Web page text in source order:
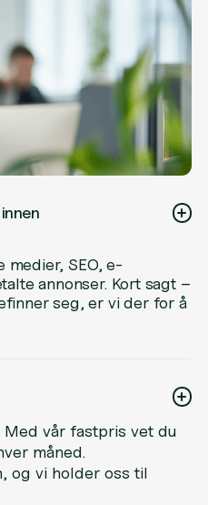
medier, SEO, e-
annonser. Kort sagt –
seg, er vi der for å
vår fastpris vet du
måned.
og vi holder oss til